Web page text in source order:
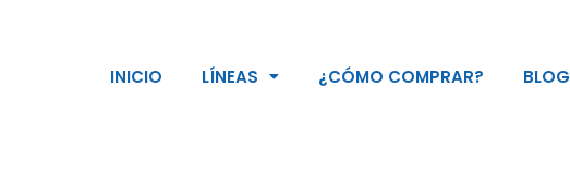
INICIO LÍNEAS ¿CÓMO COMPRAR? BLOG